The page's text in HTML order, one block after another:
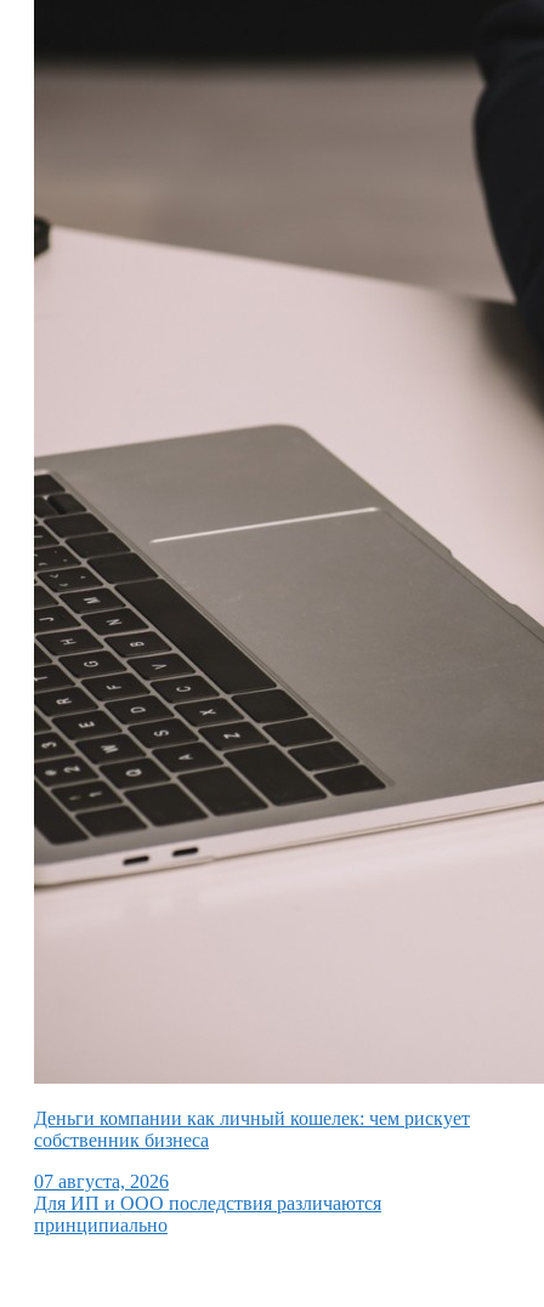
Деньги компании как личный кошелек: чем рискует
собственник бизнеса
07 августа, 2026
Для ИП и ООО последствия различаются
принципиально